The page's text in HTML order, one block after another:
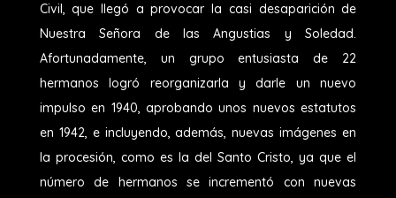
Civil, que llegó a provocar la casi desaparición de
Nuestra Señora de las Angustias y Soledad.
Afortunadamente, un grupo entusiasta de 22
hermanos logró reorganizarla y darle un nuevo
impulso en 1940, aprobando unos nuevos estatutos
en 1942, e incluyendo, además, nuevas imágenes en
la procesión, como es la del Santo Cristo, ya que el
número de hermanos se incrementó con nuevas